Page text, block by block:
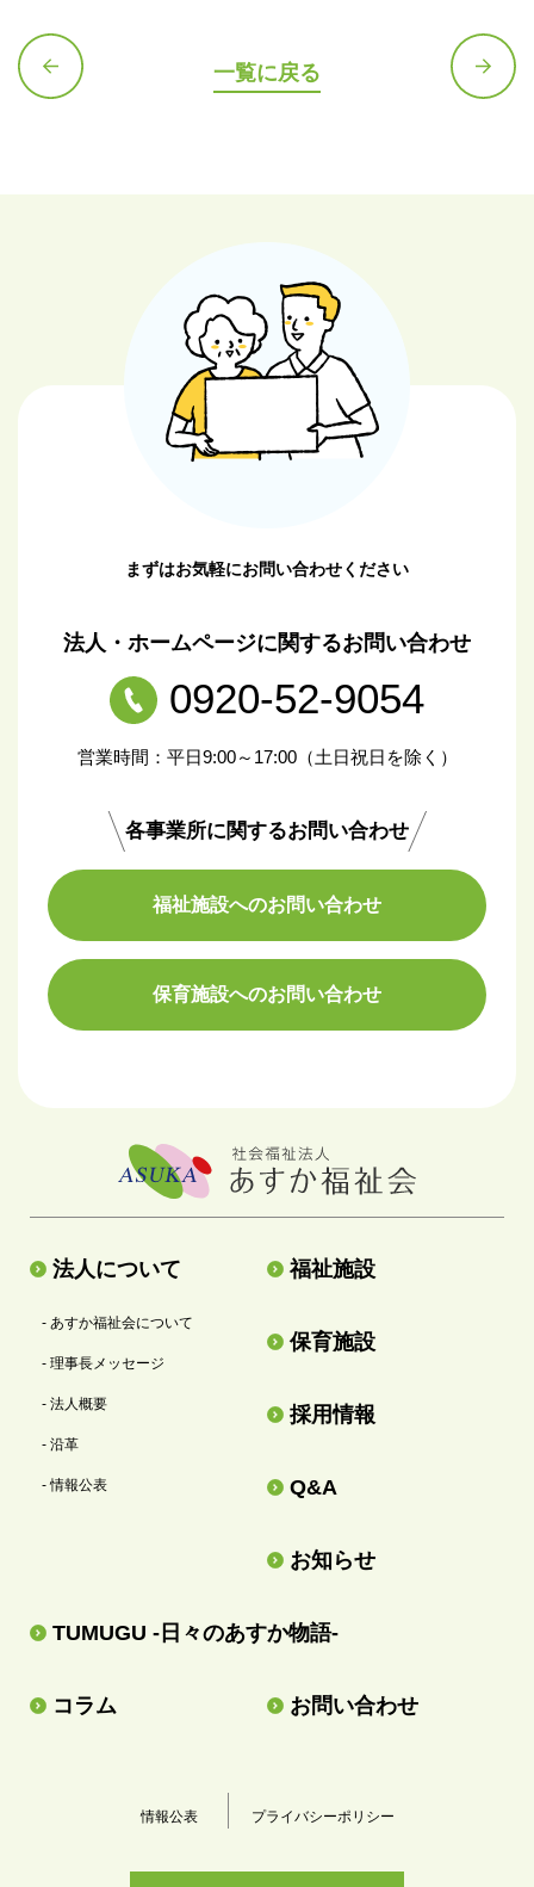
一覧に戻る
まずはお気軽にお問い合わせください
法人・ホームページに関するお問い合わせ
0920-52-9054
営業時間：平日9:00～17:00（土日祝日を除く）
各事業所に関するお問い合わせ
福祉施設へのお問い合わせ
保育施設へのお問い合わせ
法人について
- あすか福祉会について
- 理事長メッセージ
- 法人概要
- 沿革
- 情報公表
福祉施設
保育施設
採用情報
Q&A
お知らせ
TUMUGU -日々のあすか物語-
コラム お問い合わせ
情報公表 プライバシーポリシー